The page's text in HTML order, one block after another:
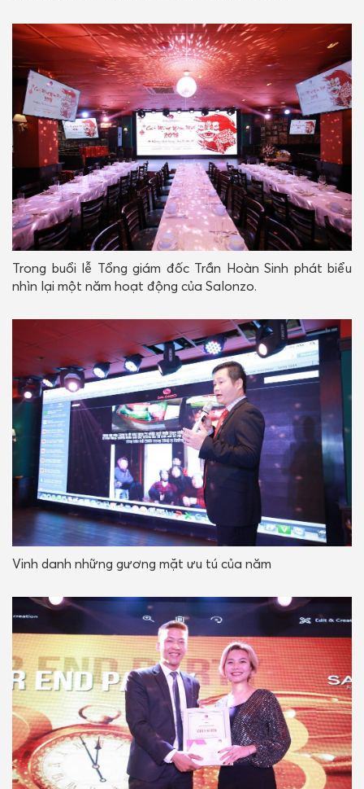
Trong buổi lễ Tổng giám đốc Trần Hoàn Sinh phát biểu
nhìn lại một năm hoạt động của Salonzo.
Vinh danh những gương mặt ưu tú của năm